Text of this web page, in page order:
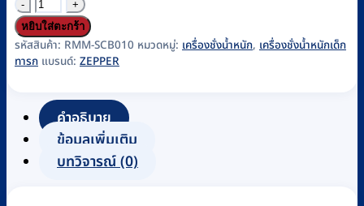
เครื่อง
ชั่ง
น้ำ
เด็ก
ทารก
แบบ
หยิบใส่ตะกร้า
รหัสสินค้า: RMM-SCB010 หมวดหมู่: เครื่องชั่งน้ำหนัก, เครื่องชั่งน้ำหนักเด็ก
ทารก แบรนด์: ZEPPER
คำอธิบาย
ข้อมูลเพิ่มเติม
บทวิจารณ์ (0)